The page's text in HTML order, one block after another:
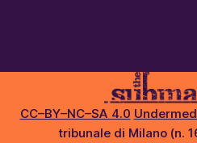
CC–BY–NC–SA 4.0
tribunale di Milano (n.